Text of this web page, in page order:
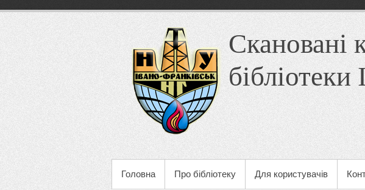
Скановані
Головна Про бібліотеку Для користувачів